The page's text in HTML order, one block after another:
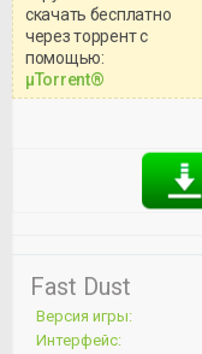
скачать бесплатно
через торрент с
помощью:
μTorrent®
Fast Dust
Версия игры:
Интерфейс: